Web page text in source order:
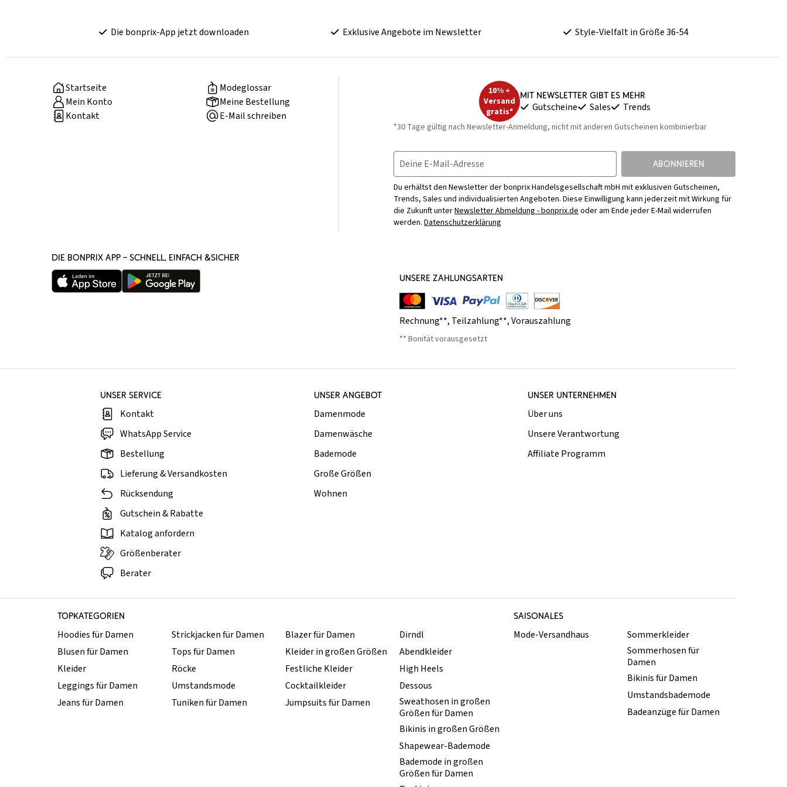
Die bonprix-App jetzt downloaden Exklusive Angebote im Newsletter Style-Vielfalt in Größe 36-54
Startseite
Modeglossar
Mein Konto
Meine Bestellung
Kontakt
E-Mail schreiben
10% +
Versand
gratis*
Mit Newsletter gibt es mehr
Gutscheine Sales Trends
*30 Tage gültig nach Newsletter-Anmeldung, nicht mit anderen Gutscheinen kombinierbar
Deine E-Mail-Adresse ABONNIEREN
Du erhältst den Newsletter der bonprix Handelsgesellschaft mbH mit exklusiven Gutscheinen,
Trends, Sales und individualisierten Angeboten. Diese Einwilligung kann jederzeit mit Wirkung für
die Zukunft unterNewsletter Abmeldung - bonprix.deoder am Ende jeder E-Mail widerrufen
werden. Datenschutzerklärung
DIE BONPRIX APP – SCHNELL, EINFACH &SICHER
UNSERE ZAHLUNGSARTEN
Rechnung**, Teilzahlung**,Vorauszahlung
** Bonität vorausgesetzt
UNSER SERVICE
Kontakt
WhatsApp Service
Bestellung
Lieferung & Versandkosten
Rücksendung
Gutschein & Rabatte
Katalog anfordern
Größenberater
Berater
UNSER ANGEBOT
Damenmode
Damenwäsche
Bademode
Große Größen
Wohnen
UNSER UNTERNEHMEN
Über uns
Unsere Verantwortung
Affiliate Programm
TOPKATEGORIEN SAISONALES
Hoodies für Damen
Blusen für Damen
Kleider
Leggings für Damen
Jeans für Damen
Strickjacken für Damen
Tops für Damen
Röcke
Umstandsmode
Tuniken für Damen
Blazer für Damen
Kleider in großen Größen
Festliche Kleider
Cocktailkleider
Jumpsuits für Damen
Dirndl
Abendkleider
High Heels
Dessous
Sweathosen in großen
Größen für Damen
Mode-Versandhaus
Sommerkleider
Sommerhosen für
Damen
Bikinis für Damen
Umstandsbademode
Badeanzüge für Damen
Bikinis in großen Größen
Shapewear-Bademode
Bademode in großen
Größen für Damen